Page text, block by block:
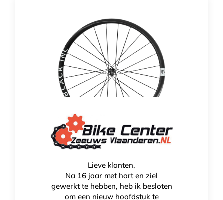
Lieve klanten,
Na 16 jaar met hart en ziel
gewerkt te hebben, heb ik besloten
om een nieuw hoofdstuk te
BlackInc 28/33 Carbon Wheels
€3.299,00